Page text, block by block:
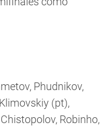
Phudnikov,
(pt),
Robinho,